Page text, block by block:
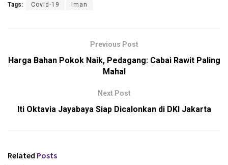
Tags: Covid-19 Iman
Previous Post
Harga Bahan Pokok Naik, Pedagang: Cabai Rawit Paling
Mahal
Next Post
Iti Oktavia Jayabaya Siap Dicalonkan di DKI Jakarta
Related Posts